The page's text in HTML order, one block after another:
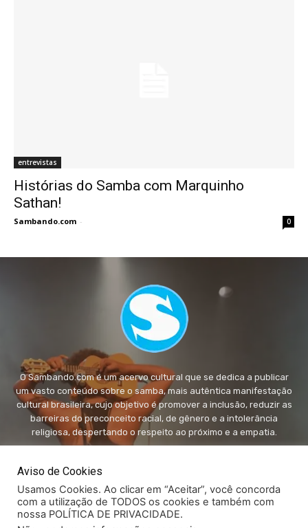
entrevistas
Histórias do Samba com Marquinho
Sathan!
Sambando.com - 0
O Sambando.com é um acervo cultural que se dedica a publicar
um vasto conteúdo sobre o samba, mais autêntica manifestação
cultural brasileira, cujo objetivo é promover a inclusão, reduzir as
barreiras do preconceito racial, de gênero e a intolerância
religiosa, despertando o respeito ao próximo e a empatia.
Aviso de Cookies
Usamos Cookies. Ao clicar em “Aceitar”, você concorda
com a utilização de TODOS os cookies e também com
nossa POLÍTICA DE PRIVACIDADE.